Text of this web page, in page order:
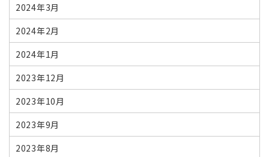
2024年3月
2024年2月
2024年1月
2023年12月
2023年10月
2023年9月
2023年8月